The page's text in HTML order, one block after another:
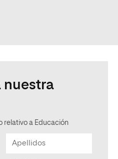
nuestra
relativo a Educación